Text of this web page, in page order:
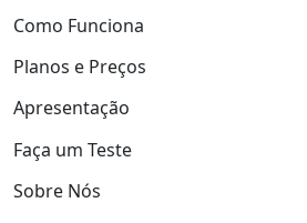
Como Funciona
Planos e Preços
Apresentação
Faça um Teste
Sobre Nós